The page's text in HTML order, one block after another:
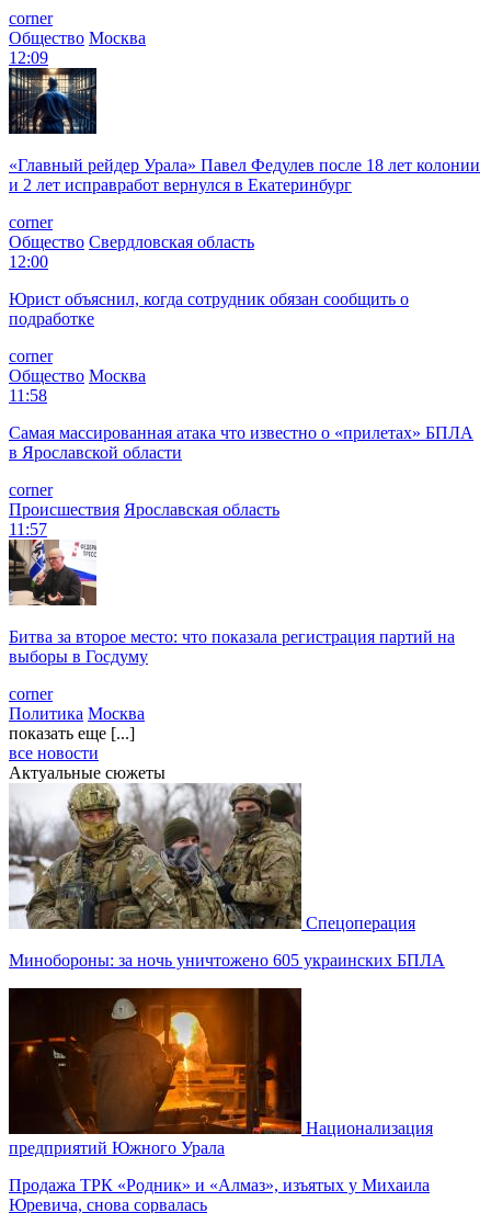
corner
Общество Москва
12:09
«Главный рейдер Урала» Павел Федулев после 18 лет колонии
и 2 лет исправработ вернулся в Екатеринбург
corner
Общество Свердловская область
12:00
Юрист объяснил, когда сотрудник обязан сообщить о
подработке
corner
Общество Москва
11:58
Самая массированная атака что известно о «прилетах» БПЛА
в Ярославской области
corner
Происшествия Ярославская область
11:57
Битва за второе место: что показала регистрация партий на
выборы в Госдуму
corner
Политика Москва
показать еще [...]
все новости
Актуальные сюжеты
Спецоперация
Минобороны: за ночь уничтожено 605 украинских БПЛА
Национализация
предприятий Южного Урала
Продажа ТРК «Родник» и «Алмаз», изъятых у Михаила
Юревича, снова сорвалась